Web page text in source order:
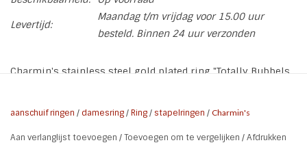
Levertijd:
Maandag t/m vrijdag voor 15.00 uur
besteld. Binnen 24 uur verzonden
Charmin's stainless steel gold plated ring "Totally Bubbels
* Breedte ring: 3 mm
aanschuif ringen / damesring/Ring/stapelringen / Charmin's
Aan verlanglijst toevoegen /Toevoegen om te vergelijken /Afdrukken